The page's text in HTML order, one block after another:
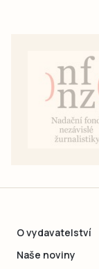
O vydavatelství
Naše noviny